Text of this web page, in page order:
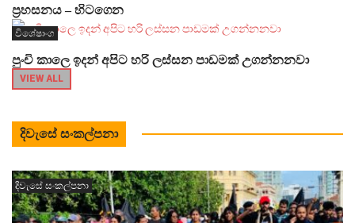
ප්‍රහසනය – හිටගෙන
විශේෂාංග
පුංචි කාලෙ ඉදන් අපිට හරි ලස්සන පාඩමක් උගන්නනවා
VIEW ALL
දිවැසේ සංකල්පනා
දිවැසේ සංකල්පනා